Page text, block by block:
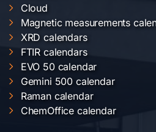
Cloud
Magnetic measurements
XRD calendars
FTIR calendars
EVO 50 calendar
Gemini 500 calendar
Raman calendar
ChemOffice calendar